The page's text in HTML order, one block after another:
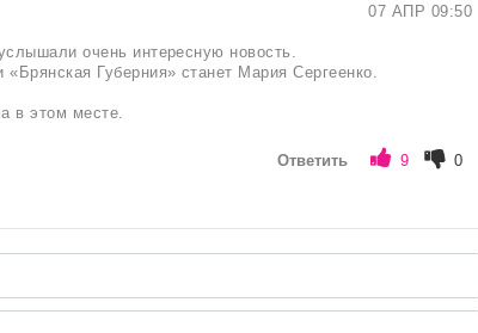
07 АПР 09:50
очень интересную новость.
Губерния» станет Мария Сергеенко.
в этом месте.
Ответить 9 0